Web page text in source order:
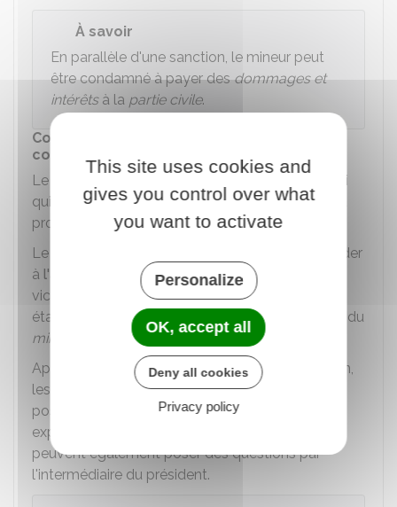
À savoir
En parallèle d'une sanction, le mineur peut
être condamné à payer desdommages et
intérêtsà la partie civile.
Comment se passent les débats devant la
cour d'assises des mineurs ?
Le président de la cour dirige les débats. C'est lui
qui donne la parole aux différentes personnes du
procès.
Le président interroge le mineur avant de procéder
à l'audition des témoins, des experts et de la
victime. La liste des témoins et experts a été
établie précédemment à la demande du mineur, du
ministère publicet de la victime.
Après que le président ait donné son autorisation,
les
, lesjuréset les avocats peuvent
poser des questions au mineur, aux témoins, aux
experts et à la victime. Le mineur et la victime
peuvent également poser des questions par
l'intermédiaire du président.
This site uses cookies and
gives you control over what
you want to activate
Personalize
OK, accept all
Deny all cookies
Privacy policy